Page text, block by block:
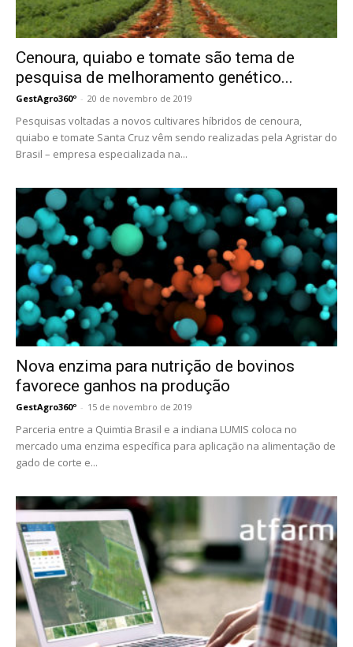
Cenoura, quiabo e tomate são tema de
pesquisa de melhoramento genético...
GestAgro360º - 20 de novembro de 2019
Pesquisas voltadas a novos cultivares híbridos de cenoura,
quiabo e tomate Santa Cruz vêm sendo realizadas pela Agristar do
Brasil – empresa especializada na...
Nova enzima para nutrição de bovinos
favorece ganhos na produção
GestAgro360º - 15 de novembro de 2019
Parceria entre a Quimtia Brasil e a indiana LUMIS coloca no
mercado uma enzima específica para aplicação na alimentação de
gado de corte e...